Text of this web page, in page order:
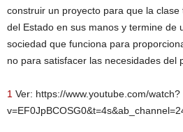
construir un proyecto para que la
del Estado en sus manos y termine de
sociedad que funciona para
no para satisfacer las necesidades del
1 Ver: https://www.youtube.com/watch?